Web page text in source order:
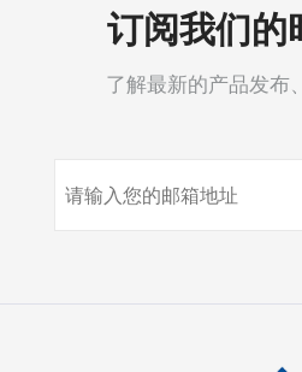
订阅我们的
了解最新的产品发布